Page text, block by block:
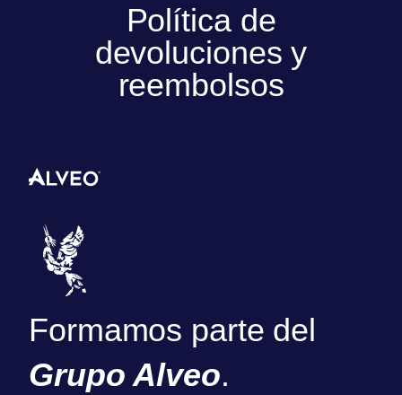
Política de
devoluciones y
reembolsos
Formamos parte del
Grupo Alveo.